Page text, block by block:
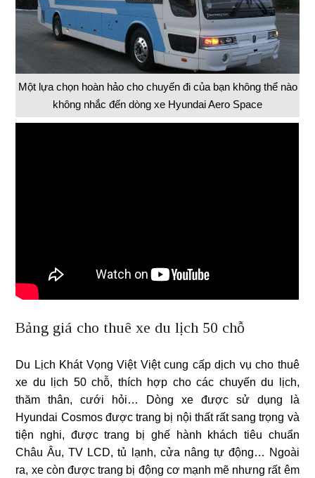
Một lựa chọn hoàn hảo cho chuyến đi của bạn không thể nào
không nhắc đến dòng xe Hyundai Aero Space
Bảng giá cho thuê xe du lịch 50 chỗ
Du Lịch Khát Vọng Việt Việt cung cấp dịch vụ cho thuê
xe du lịch 50 chỗ, thích hợp cho các chuyến du lịch,
thăm thân, cưới hỏi… Dòng xe được sử dụng là
Hyundai Cosmos được trang bị nội thất rất sang trọng và
tiện nghi, được trang bị ghế hành khách tiêu chuẩn
Châu Âu, TV LCD, tủ lạnh, cửa nâng tự động… Ngoài
ra, xe còn được trang bị động cơ mạnh mẽ nhưng rất êm